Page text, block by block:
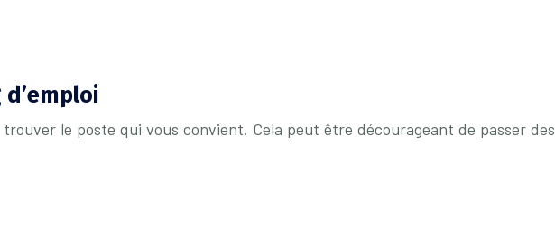
le poste qui vous convient. Cela peut être décourageant de passer des